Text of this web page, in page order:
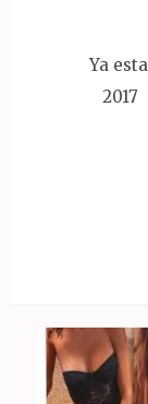
Ya
2017